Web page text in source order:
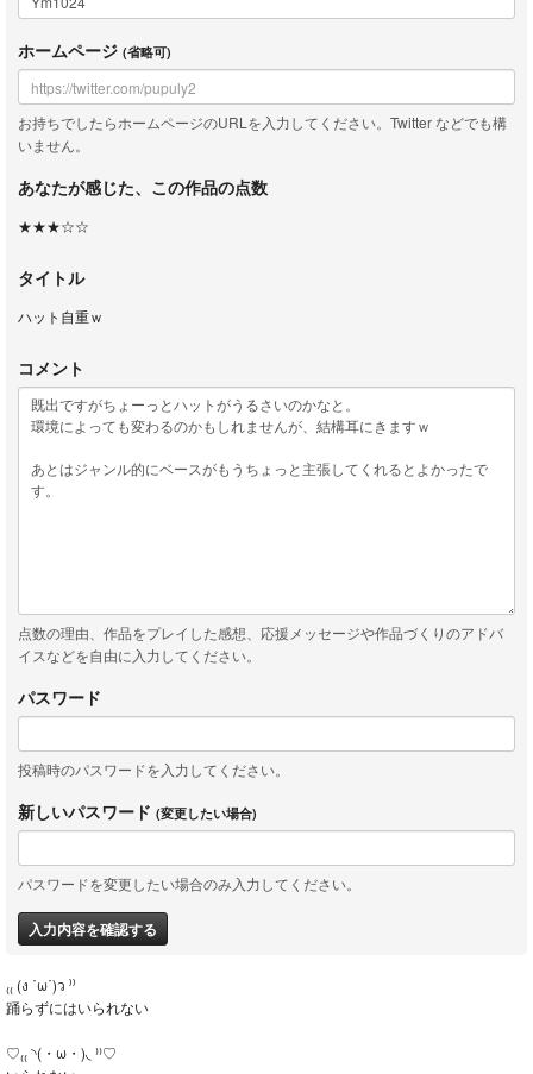
ホームページ (省略可)
お持ちでしたらホームページのURLを入力してください。Twitter などでも構
いません。
あなたが感じた、この作品の点数
★★★☆☆
タイトル
ハット自重ｗ
コメント
点数の理由、作品をプレイした感想、応援メッセージや作品づくりのアドバ
イスなどを自由に入力してください。
パスワード
投稿時のパスワードを入力してください。
新しいパスワード (変更したい場合)
パスワードを変更したい場合のみ入力してください。
入力内容を確認する
₍₍ (ง ˙ω˙)ว ⁾⁾
踊らずにはいられない
♡₍₍ ◝(・ω・)◟ ⁾⁾♡